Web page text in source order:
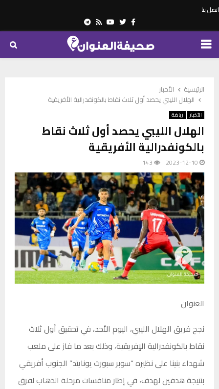
اتصل بنا
Facebook
Twitter
Youtube
Rss
Telegram
PRIMARY
الرئيسية
الأخبار
الهلال الليبي يحصد أول ثلاث نقاط بالكونفدرالية الأفريقية
الأخبار رياضة
الهلال الليبي يحصد أول ثلاث نقاط
بالكونفدرالية الأفريقية
2023-12-10
143
العنوان
نجح فريق الهلال الليبي، اليوم الأحد، في تحقيق أول ثلاث
نقاط بالكونفدرالية الإفريقية، وذلك بعد ما فاز على ملعب
شهداء بنينا على نظيره “سوبر سبورت يونايتد” الجنوب أفريقي
بنتيجة هدفين لهدف، في إطار منافسات مرحلة الذهاب لفرق